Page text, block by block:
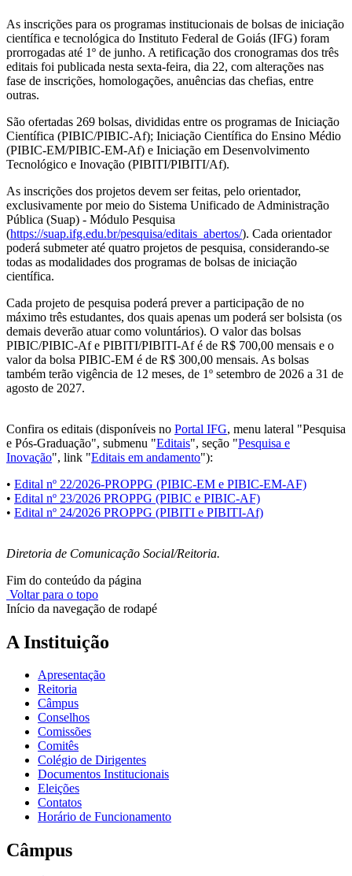
As inscrições para os programas institucionais de bolsas de iniciação
científica e tecnológica do Instituto Federal de Goiás (IFG) foram
prorrogadas até 1º de junho. A retificação dos cronogramas dos três
editais foi publicada nesta sexta-feira, dia 22, com alterações nas
fase de inscrições, homologações, anuências das chefias, entre
outras.
São ofertadas 269 bolsas, divididas entre os programas de Iniciação
Científica (PIBIC/PIBIC-Af); Iniciação Científica do Ensino Médio
(PIBIC-EM/PIBIC-EM-Af) e Iniciação em Desenvolvimento
Tecnológico e Inovação (PIBITI/PIBITI/Af).
As inscrições dos projetos devem ser feitas, pelo orientador,
exclusivamente por meio do Sistema Unificado de Administração
Pública (Suap) - Módulo Pesquisa
(https://suap.ifg.edu.br/pesquisa/editais_abertos/). Cada orientador
poderá submeter até quatro projetos de pesquisa, considerando-se
todas as modalidades dos programas de bolsas de iniciação
científica.
Cada projeto de pesquisa poderá prever a participação de no
máximo três estudantes, dos quais apenas um poderá ser bolsista (os
demais deverão atuar como voluntários). O valor das bolsas
PIBIC/PIBIC-Af e PIBITI/PIBITI-Af é de R$ 700,00 mensais e o
valor da bolsa PIBIC-EM é de R$ 300,00 mensais. As bolsas
também terão vigência de 12 meses, de 1º setembro de 2026 a 31 de
agosto de 2027.
Confira os editais (disponíveis no Portal IFG, menu lateral "Pesquisa
e Pós-Graduação", submenu "Editais", seção "Pesquisa e
Inovação", link "Editais em andamento"):
• Edital nº 22/2026-PROPPG (PIBIC-EM e PIBIC-EM-AF)
• Edital nº 23/2026 PROPPG (PIBIC e PIBIC-AF)
• Edital nº 24/2026 PROPPG (PIBITI e PIBITI-Af)
Diretoria de Comunicação Social/Reitoria.
Fim do conteúdo da página
Voltar para o topo
Início da navegação de rodapé
A Instituição
Apresentação
Reitoria
Câmpus
Conselhos
Comissões
Comitês
Colégio de Dirigentes
Documentos Institucionais
Eleições
Contatos
Horário de Funcionamento
Câmpus